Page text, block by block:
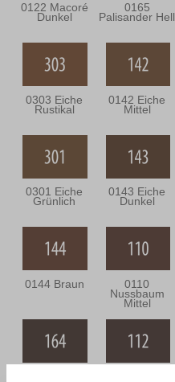
0122 Macoré
Dunkel
0165
Palisander Hell
0303 Eiche
Rustikal
0142 Eiche
Mittel
0301 Eiche
Grünlich
0143 Eiche
Dunkel
0144 Braun 0110
Nussbaum
Mittel